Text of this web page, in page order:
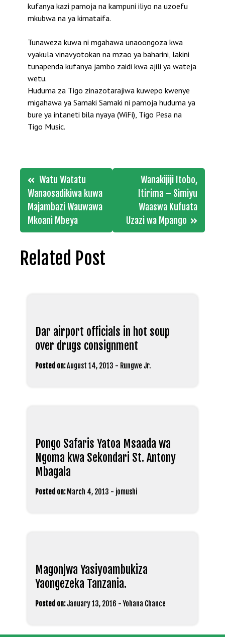
kufanya kazi pamoja na kampuni iliyo na uzoefu
mkubwa na ya kimataifa.
Tunaweza kuwa ni mgahawa unaoongoza kwa
vyakula vinavyotokan na mzao ya baharini, lakini
tunapenda kufanya jambo zaidi kwa ajili ya wateja
wetu.
Huduma za Tigo zinazotarajiwa kuwepo kwenye
migahawa ya Samaki Samaki ni pamoja huduma ya
bure ya intaneti bila nyaya (WiFi), Tigo Pesa na
Tigo Music.
Post
navigation
Watu Watatu
Wanaosadikiwa kuwa
Majambazi Wauwawa
Mkoani Mbeya
Wanakijiji Itobo,
Itirima – Simiyu
Waaswa Kufuata
Uzazi wa Mpango
Related Post
Dar airport officials in hot soup
over drugs consignment
Posted on:August 14, 2013 - Rungwe Jr.
Pongo Safaris Yatoa Msaada wa
Ngoma kwa Sekondari St. Antony
Mbagala
Posted on: March 4, 2013 - jomushi
Magonjwa Yasiyoambukiza
Yaongezeka Tanzania.
Posted on: January 13, 2016 -Yohana Chance